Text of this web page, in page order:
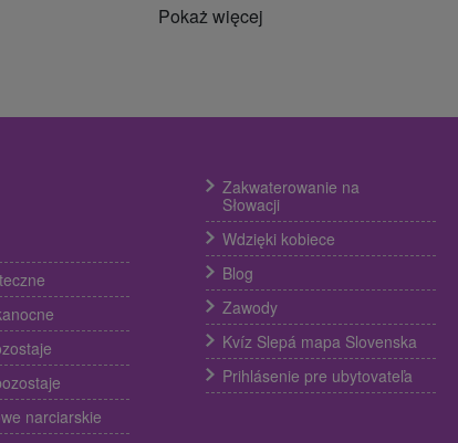
Pokaż więcej
narciarskie
Zakwaterowanie na
Słowacji
Wdzięki kobiece
Blog
Zawody
Kvíz Slepá mapa Slovenska
Prihlásenie pre ubytovateľa